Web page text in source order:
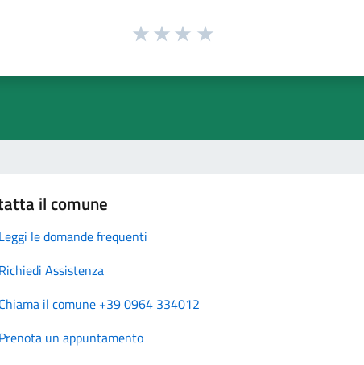
il comune
Leggi le domande frequenti
Richiedi Assistenza
Chiama il comune +39 0964 334012
Prenota un appuntamento